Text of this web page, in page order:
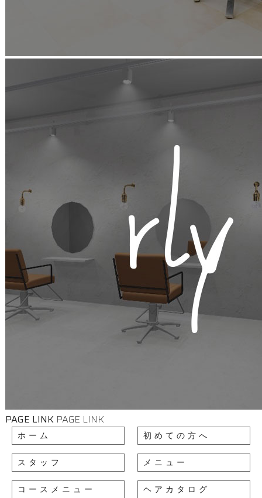
PAGE LINK PAGE LINK
ホーム 初めての方へ
スタッフ メニュー
コースメニュー ヘアカタログ